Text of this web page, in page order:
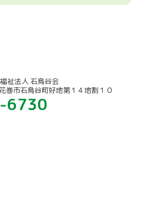
祉法人 石鳥谷会
巻市石鳥谷町好地第１４地割１０
6730